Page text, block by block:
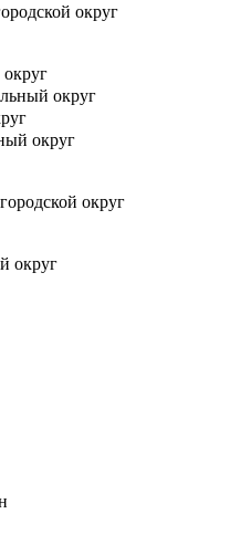
округ
округ
округ
округ
округ